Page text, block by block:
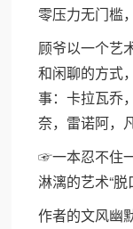
零压力无门槛
顾爷以一个艺
和闲聊的方式
事：卡拉瓦乔
奈，雷诺阿，
☞一本忍不住
淋漓的艺术“脱
作者的文风幽